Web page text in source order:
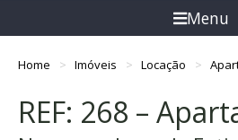
Menu
Home Imóveis Locação
REF: 268 –